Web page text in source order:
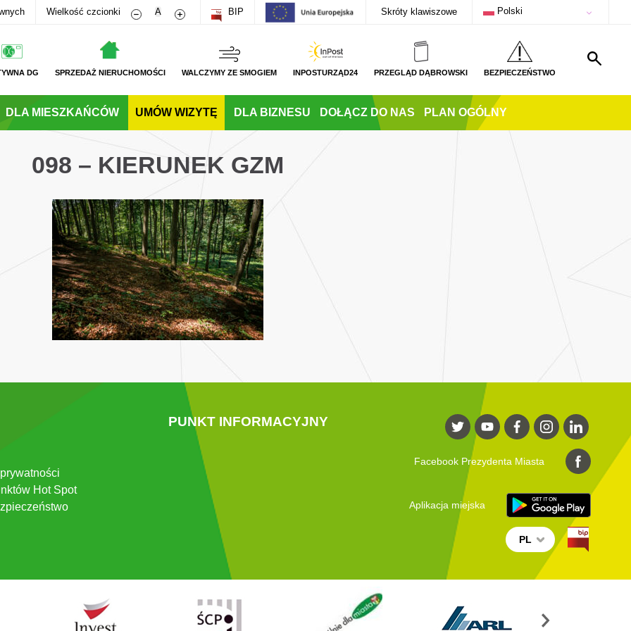
Wielkość czcionki Zmniejsz rozmiar czcionki
A Zwiększ rozmiar czcionki
BIP Skróty klawiszowe Polski
DG SPRZEDAŻ NIERUCHOMOŚCI WALCZYMY ZE SMOGIEM INPOSTURZĄD24 PRZEGLĄD DĄBROWSKI BEZPIECZEŃSTWO
DLA MIESZKAŃCÓW UMÓW WIZYTĘ DLA BIZNESU DOŁĄCZ DO NAS PLAN OGÓLNY
098 – KIERUNEK GZM
Hot Spot
PUNKT INFORMACYJNY
Facebook Prezydenta Miasta
Aplikacja miejska
PL